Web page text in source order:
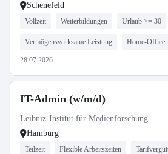
Schenefeld
Vollzeit Weiterbildungen Urlaub >= 30
Vermögenswirksame Leistung Home-Office
28.07.2026
IT-Admin (w/m/d)
Leibniz-Institut für Medienforschung
Hamburg
Teilzeit Flexible Arbeitszeiten